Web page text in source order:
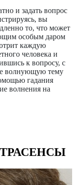
и задать вопрос
вы
то, что может
особым даром
каждую
человека и
к вопросу, с
волнующую тему
гадания
волнения на